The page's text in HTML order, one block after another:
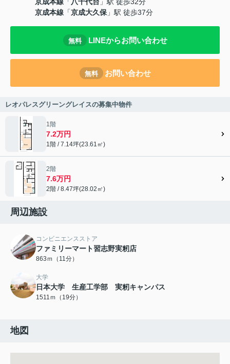
京成本線 「八千代台 」駅 徒歩32分
京成本線 「京成大久保」駅 徒歩37分
無料 LINEからお問い合わせ
無料 お問い合わせ
レオパレスグリーングレイスの募集中物件
1階
7.2万円
1階 / 7.14坪(23.61㎡)
2階
7.6万円
2階 / 8.47坪(28.02㎡)
周辺施設
コンビニエンスストア
ファミリーマート習志野実籾店
863ｍ（11分）
大学
日本大学 生産工学部 実籾キャンパス
1511ｍ（19分）
地図